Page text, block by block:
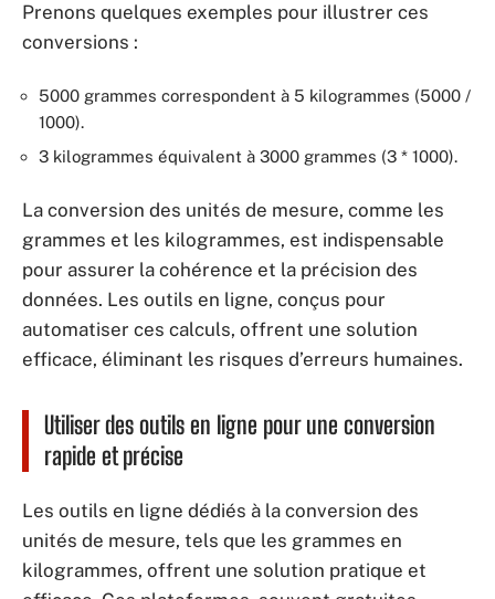
Prenons quelques exemples pour illustrer ces
conversions :
5000 grammes correspondent à 5 kilogrammes (5000 /
1000).
3 kilogrammes équivalent à 3000 grammes (3 * 1000).
La conversion des unités de mesure, comme les
grammes et les kilogrammes, est indispensable
pour assurer la cohérence et la précision des
données. Les outils en ligne, conçus pour
automatiser ces calculs, offrent une solution
efficace, éliminant les risques d’erreurs humaines.
Utiliser des outils en ligne pour une conversion
rapide et précise
Les outils en ligne dédiés à la conversion des
unités de mesure, tels que les grammes en
kilogrammes, offrent une solution pratique et